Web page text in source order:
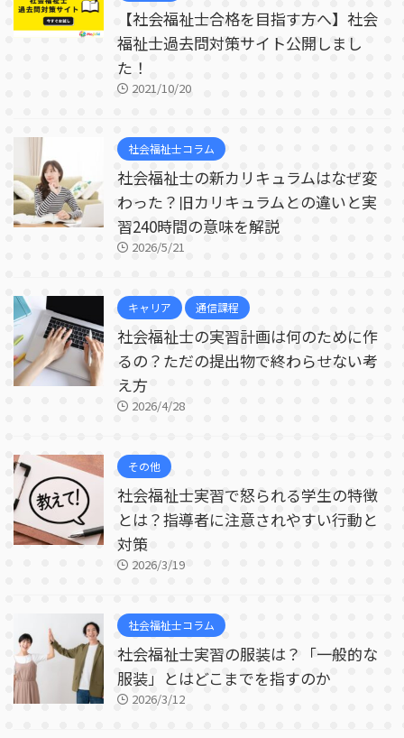
【社会福祉士合格を目指す方へ】社会
福祉士過去問対策サイト公開しまし
た！
2021/10/20
社会福祉士コラム
社会福祉士の新カリキュラムはなぜ変
わった？旧カリキュラムとの違いと実
習240時間の意味を解説
2026/5/21
キャリア 通信課程
社会福祉士の実習計画は何のために作
るの？ただの提出物で終わらせない考
え方
2026/4/28
その他
社会福祉士実習で怒られる学生の特徴
とは？指導者に注意されやすい行動と
対策
2026/3/19
社会福祉士コラム
社会福祉士実習の服装は？「一般的な
服装」とはどこまでを指すのか
2026/3/12